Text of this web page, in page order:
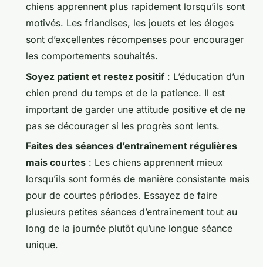
chiens apprennent plus rapidement lorsqu’ils sont
motivés. Les friandises, les jouets et les éloges
sont d’excellentes récompenses pour encourager
les comportements souhaités.
Soyez patient et restez positif : L’éducation d’un
chien prend du temps et de la patience. Il est
important de garder une attitude positive et de ne
pas se décourager si les progrès sont lents.
Faites des séances d’entraînement régulières
mais courtes : Les chiens apprennent mieux
lorsqu’ils sont formés de manière consistante mais
pour de courtes périodes. Essayez de faire
plusieurs petites séances d’entraînement tout au
long de la journée plutôt qu’une longue séance
unique.